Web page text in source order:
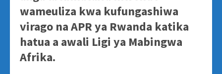
wameuliza kwa kufungashiwa
virago na APR ya Rwanda katika
hatua a awali Ligi ya Mabingwa
Afrika.